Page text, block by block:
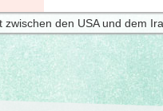
zwischen den USA und dem